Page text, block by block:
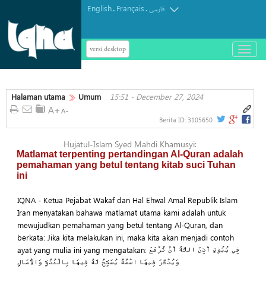
English. Français.فارسی
versi desktop
باز
و
کردن
Halaman utama Umum 15:51 - December 27, 2024
Berita ID: 3105650
Hujatul-Islam Syed Mahdi Khamusyi:
Matlamat terpenting pertandingan Al-Quran adalah
pemahaman yang betul tentang kitab suci Tuhan
ini
IQNA - Ketua Pejabat Wakaf dan Hal Ehwal Amal Republik Islam
Iran menyatakan bahawa matlamat utama kami adalah untuk
mewujudkan pemahaman yang betul tentang Al-Quran, dan
berkata: Jika kita melakukan ini, maka kita akan menjadi contoh
ayat yang mulia ini yang mengatakan: فِي بُيُوتٍ أَذِنَ اللَّهُ أَنْ تُرْفَعَ
وَيُذْكَرَ فِيهَا اسْمُهُ يُسَبِّحُ لَهُ فِيهَا بِالْغُدُوِّ وَالْآصَالِ